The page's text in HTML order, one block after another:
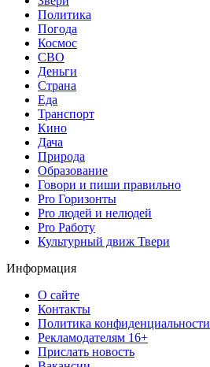
Политика
Погода
Космос
СВО
Деньги
Страна
Еда
Транспорт
Кино
Дача
Природа
Образование
Говори и пиши правильно
Pro Горизонты
Pro людей и нелюдей
Pro Работу
Культурный движ Твери
Информация
О сайте
Контакты
Политика конфиденциальности
Рекламодателям 16+
Прислать новость